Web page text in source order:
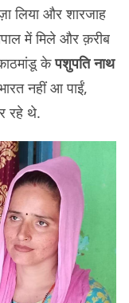
लिया और शारजाह
में मिले और क़रीब
केपशुपति नाथ
नहीं आ पाईं,
रहे थे.